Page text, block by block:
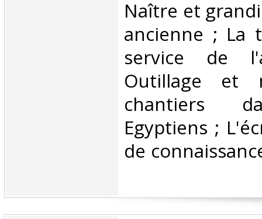
Naître et
ancienne ; La
service de
Outillage et
chantiers
Egyptiens ;
de